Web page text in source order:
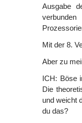
Ausgabe
Mit der 8.
Aber zu
ICH: Böse
Die
und weicht
du das?